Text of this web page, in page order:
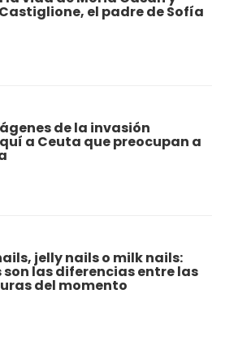
el padre de Sofía
de la invasión
a Ceuta que preocupan a
jelly nails o milk nails:
son las diferencias entre las
del momento